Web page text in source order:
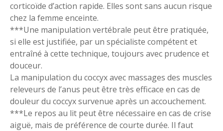
corticoïde d’action rapide. Elles sont sans aucun risque
chez la femme enceinte.
***Une manipulation vertébrale peut être pratiquée,
si elle est justifiée, par un spécialiste compétent et
entraîné à cette technique, toujours avec prudence et
douceur.
La manipulation du coccyx avec massages des muscles
releveurs de l’anus peut être très efficace en cas de
douleur du coccyx survenue après un accouchement.
***Le repos au lit peut être nécessaire en cas de crise
aiguë, mais de préférence de courte durée. Il faut